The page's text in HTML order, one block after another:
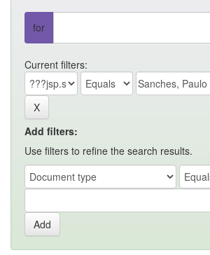
for
Current filters:
Add filters:
Use filters to refine the search results.